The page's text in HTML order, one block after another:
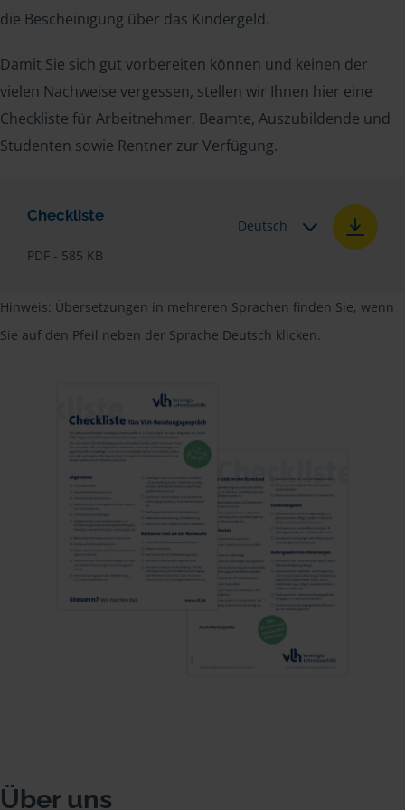
die Bescheinigung über das Kindergeld.
Damit Sie sich gut vorbereiten können und keinen der
vielen Nachweise vergessen, stellen wir Ihnen hier eine
Checkliste für Arbeitnehmer, Beamte, Auszubildende und
Studenten sowie Rentner zur Verfügung.
Checkliste
PDF - 585 KB
Deutsch
Hinweis: Übersetzungen in mehreren Sprachen finden Sie, wenn
Sie auf den Pfeil neben der Sprache Deutsch klicken.
Über uns